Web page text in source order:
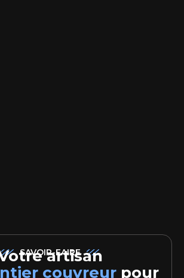
SAVOIR-FAIRE
artisan
couvreurpour